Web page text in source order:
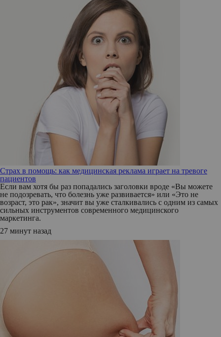
Страх в помощь: как медицинская реклама играет на тревоге
пациентов
Если вам хотя бы раз попадались заголовки вроде «Вы можете
не подозревать, что болезнь уже развивается» или «Это не
возраст, это рак», значит вы уже сталкивались с одним из самых
сильных инструментов современного медицинского
маркетинга.
27 минут назад